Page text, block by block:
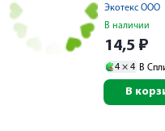
Экотекс ООО
В наличии
14,5 ₽
4 × 4 В
В